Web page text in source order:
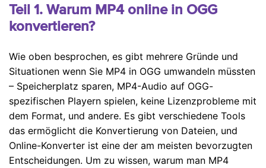
Teil 1. Warum MP4 online in OGG
konvertieren?
Wie oben besprochen, es gibt mehrere Gründe und
Situationen wenn Sie MP4 in OGG umwandeln müssten
– Speicherplatz sparen, MP4-Audio auf OGG-
spezifischen Playern spielen, keine Lizenzprobleme mit
dem Format, und andere. Es gibt verschiedene Tools
das ermöglicht die Konvertierung von Dateien, und
Online-Konverter ist eine der am meisten bevorzugten
Entscheidungen. Um zu wissen, warum man MP4